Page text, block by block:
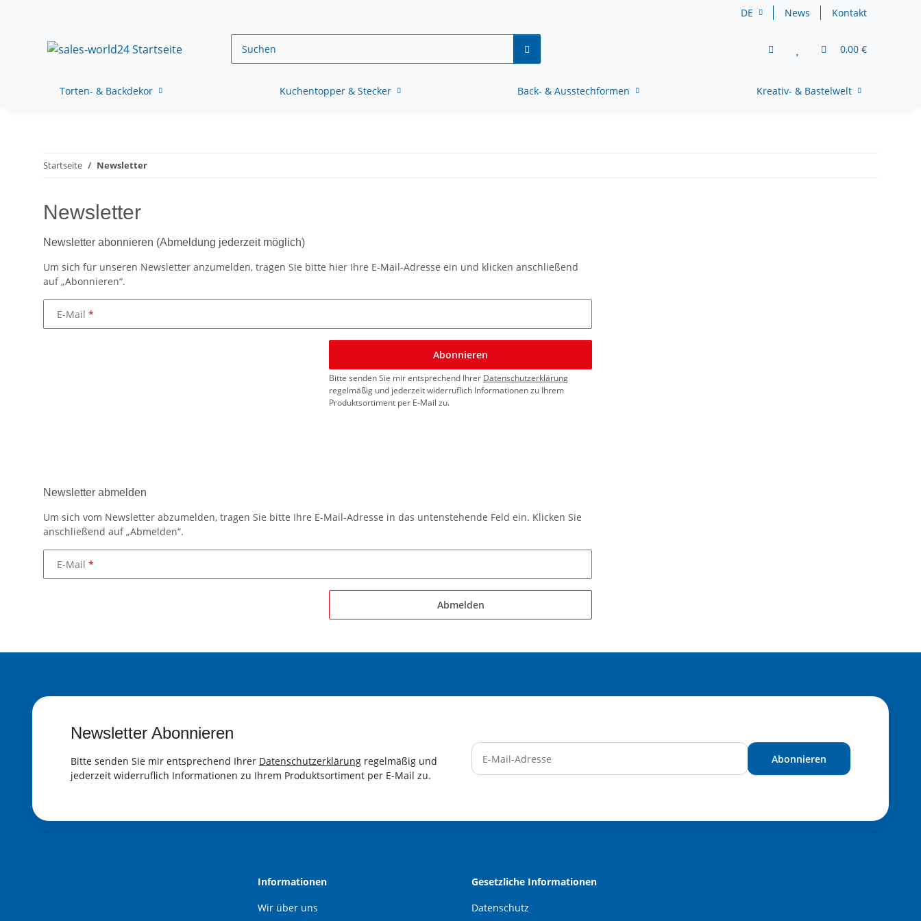
DE News Kontakt
0,00 €
Torten- & Backdekor Kuchentopper & Stecker Back- & Ausstechformen Kreativ- & Bastelwelt
Startseite Newsletter
Newsletter
Newsletter abonnieren (Abmeldung jederzeit möglich)
Um sich für unseren Newsletter anzumelden, tragen Sie bitte hier Ihre E-Mail-Adresse ein und klicken anschließend
auf „Abonnieren“.
E-Mail
Abonnieren
Bitte senden Sie mir entsprechend Ihrer Datenschutzerklärung
regelmäßig und jederzeit widerruflich Informationen zu Ihrem
Produktsortiment per E-Mail zu.
Newsletter abmelden
Um sich vom Newsletter abzumelden, tragen Sie bitte Ihre E-Mail-Adresse in das untenstehende Feld ein. Klicken Sie
anschließend auf „Abmelden“.
E-Mail
Abmelden
Newsletter Abonnieren
Bitte senden Sie mir entsprechend Ihrer Datenschutzerklärung regelmäßig und
jederzeit widerruflich Informationen zu Ihrem Produktsortiment per E-Mail zu.
Abonnieren
Informationen
Wir über uns
Gesetzliche Informationen
Datenschutz